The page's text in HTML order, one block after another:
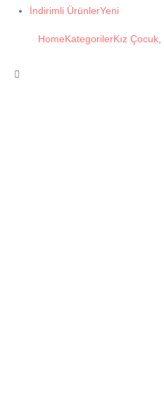
İndirimli ÜrünlerYeni
HomeKategorilerKız Çocuk,